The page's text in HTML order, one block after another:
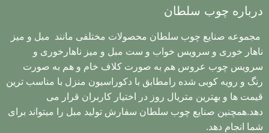
درباره چوب سلطان
مجموعه صنایع چوب سلطان محصولات مختلفی مانند مبل و میز
ناهار خوری و سرویس خواب و ست مبل و میز ناهارخوری و
سرویس چوب عروس هم به صورت کلاف خام و هم به صورت
رنگ و رویه کوبی شده رامطابق با دکوراسیون منزل با مناسب ترین
قیمت ها و بهترین متریال روز در اختیار کاربران قرار می
دهد.همچنین صنایع چوب سلطان سفارش تولید مبل را میتواند برای
شما انجام دهد.